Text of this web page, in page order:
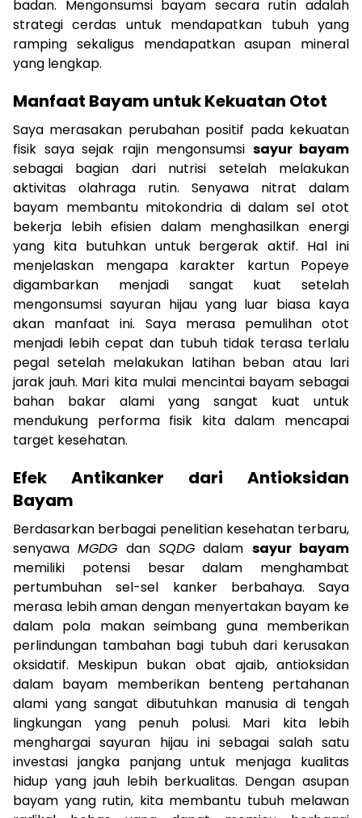
badan. Mengonsumsi bayam secara rutin adalah
strategi cerdas untuk mendapatkan tubuh yang
ramping sekaligus mendapatkan asupan mineral
yang lengkap.
Manfaat Bayam untuk Kekuatan Otot
Saya merasakan perubahan positif pada kekuatan
fisik saya sejak rajin mengonsumsi sayur bayam
sebagai bagian dari nutrisi setelah melakukan
aktivitas olahraga rutin. Senyawa nitrat dalam
bayam membantu mitokondria di dalam sel otot
bekerja lebih efisien dalam menghasilkan energi
yang kita butuhkan untuk bergerak aktif. Hal ini
menjelaskan mengapa karakter kartun Popeye
digambarkan menjadi sangat kuat setelah
mengonsumsi sayuran hijau yang luar biasa kaya
akan manfaat ini. Saya merasa pemulihan otot
menjadi lebih cepat dan tubuh tidak terasa terlalu
pegal setelah melakukan latihan beban atau lari
jarak jauh. Mari kita mulai mencintai bayam sebagai
bahan bakar alami yang sangat kuat untuk
mendukung performa fisik kita dalam mencapai
target kesehatan.
Efek Antikanker dari Antioksidan
Bayam
Berdasarkan berbagai penelitian kesehatan terbaru,
senyawaMGDG danSQDG dalam sayur bayam
memiliki potensi besar dalam menghambat
pertumbuhan sel-sel kanker berbahaya. Saya
merasa lebih aman dengan menyertakan bayam ke
dalam pola makan seimbang guna memberikan
perlindungan tambahan bagi tubuh dari kerusakan
oksidatif. Meskipun bukan obat ajaib, antioksidan
dalam bayam memberikan benteng pertahanan
alami yang sangat dibutuhkan manusia di tengah
lingkungan yang penuh polusi. Mari kita lebih
menghargai sayuran hijau ini sebagai salah satu
investasi jangka panjang untuk menjaga kualitas
hidup yang jauh lebih berkualitas. Dengan asupan
bayam yang rutin, kita membantu tubuh melawan